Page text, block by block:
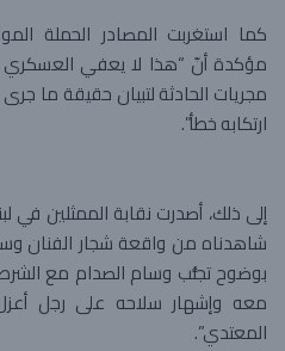
كما استغربت المصادر الحملة
مؤكدة أنّ “هذا لا يعفي العسكري
مجريات الحادثة لتبيان حقيقة ما جرى
ارتكابه خطأ”.
إلى ذلك، أصدرت نقابة الممثلين في
شاهدناه من واقعة شجار الفنان
بوضوح تجنُّب وسام الصدام مع
معه وإشهار سلاحه على رجل
المعتدي”.